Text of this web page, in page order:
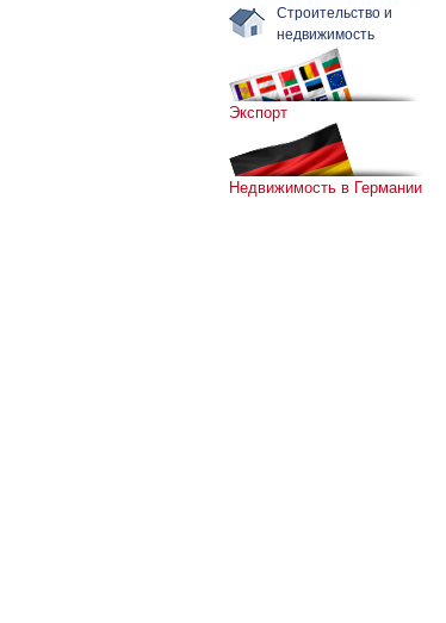
Строительство и
недвижимость
Экспорт
Недвижимость в Германии